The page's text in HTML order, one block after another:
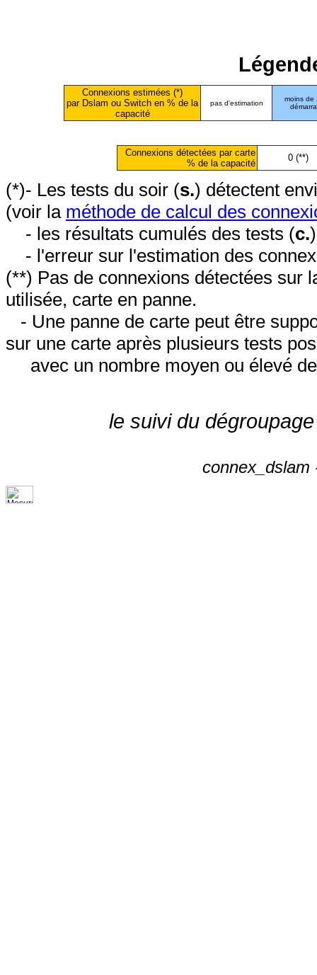
Connexions estimées (*)
par Dslam ou Switch en % de la
capacité
pas d'estimation
moins de
Connexions détectées par carte
% de la capacité
0 (**)
(*)- Les tests du soir (s.) détectent
(voir la méthode de calcul des
- les résultats cumulés des tests (c.
- l'erreur sur l'estimation des
(**) Pas de connexions détectées sur
utilisée, carte en panne.
- Une panne de carte peut être
sur une carte après plusieurs tests
avec un nombre moyen ou élevé
le suivi du
connex_dslam